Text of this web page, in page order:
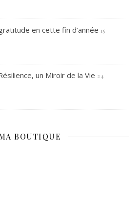
en cette fin d’année 15
un Miroir de la Vie 24
BOUTIQUE